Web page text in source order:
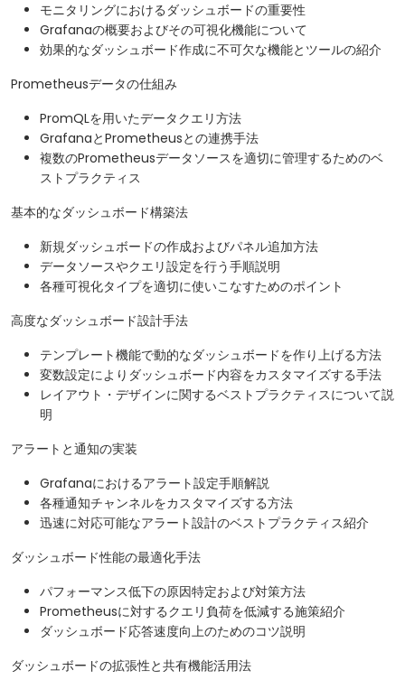
モニタリングにおけるダッシュボードの重要性
Grafanaの概要およびその可視化機能について
効果的なダッシュボード作成に不可欠な機能とツールの紹介
Prometheusデータの仕組み
PromQLを用いたデータクエリ方法
GrafanaとPrometheusとの連携手法
複数のPrometheusデータソースを適切に管理するためのベ
ストプラクティス
基本的なダッシュボード構築法
新規ダッシュボードの作成およびパネル追加方法
データソースやクエリ設定を行う手順説明
各種可視化タイプを適切に使いこなすためのポイント
高度なダッシュボード設計手法
テンプレート機能で動的なダッシュボードを作り上げる方法
変数設定によりダッシュボード内容をカスタマイズする手法
レイアウト・デザインに関するベストプラクティスについて説
明
アラートと通知の実装
Grafanaにおけるアラート設定手順解説
各種通知チャンネルをカスタマイズする方法
迅速に対応可能なアラート設計のベストプラクティス紹介
ダッシュボード性能の最適化手法
パフォーマンス低下の原因特定および対策方法
Prometheusに対するクエリ負荷を低減する施策紹介
ダッシュボード応答速度向上のためのコツ説明
ダッシュボードの拡張性と共有機能活用法